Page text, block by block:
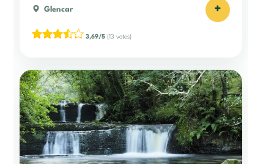
Glencar +
3,69/5 (13 votes)